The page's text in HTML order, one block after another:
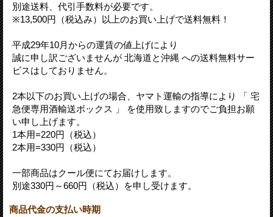
別途送料、代引手数料が必要です。
※13,500円（税込み）以上のお買い上げで送料無料！
平成29年10月からの運賃の値上げにより
誠に申し訳ございませんが 北海道と沖縄 への送料無料サー
ビスはしておりません。
2本以下のお買い上げの場合、ヤマト運輸の指導により 「 宅
急便専用酒輸送ボックス 」 を使用致しますのでご負担お願
い申し上げます。
1本用=220円（税込）
2本用=330円（税込）
一部商品はクール便にてお届けします。
別途330円～660円（税込）を申し受けます。
商品代金の支払い時期